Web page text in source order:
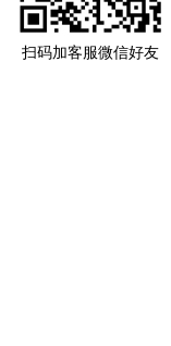
扫码加客服微信好友